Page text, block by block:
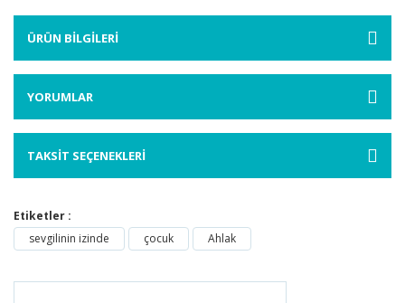
ÜRÜN BİLGİLERİ
YORUMLAR
TAKSİT SEÇENEKLERİ
Etiketler :
sevgilinin izinde
çocuk Ahlak